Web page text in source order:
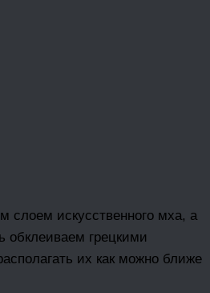
слоем искусственного мха, а
обклеиваем грецкими
их как можно ближе